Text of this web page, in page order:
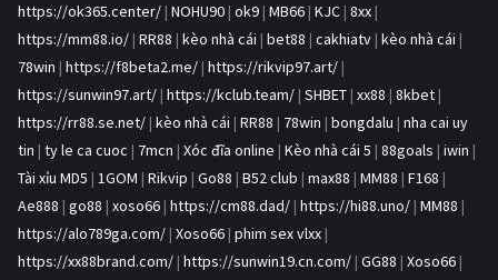
https://ok365.center/ | NOHU90 | ok9 | MB66 | KJC | 8xx |
https://mm88.io/ | RR88 | kèo nhà cái | bet88 | cakhiatv | kèo nhà cái |
78win | https://f8beta2.me/ | https://rikvip97.art/ |
https://sunwin97.art/ | https://kclub.team/ | SHBET | xx88 | 8kbet |
https://rr88.se.net/ | kèo nhà cái | RR88 | 78win | bongdalu | nha cai uy
tin | ty le ca cuoc | 7mcn | Xóc đĩa online | Kèo nhà cái 5 | 88goals | iwin |
Tài xỉu MD5 | 1GOM | Rikvip | Go88 | B52 club | max88 | MM88 | F168 |
Ae888 | go88 | xoso66 | https://cm88.dad/ | https://hi88.uno/ | MM88 |
https://alo789ga.com/ | Xoso66 | phim sex vlxx |
https://xx88brand.com/ | https://sunwin19.cn.com/ | GG88 | Xoso66 |